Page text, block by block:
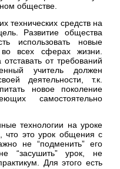
обществе.
технических средств на
Развитие общества
использовать новые
всех сферах жизни.
от требований
учитель должен
деятельности, т.к.
новое поколение
самостоятельно
технологии на уроке
что это урок общения с
не “подменить” его
“засушить” урок, не
Для этого есть